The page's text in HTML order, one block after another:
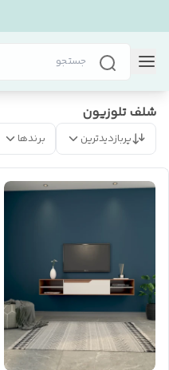
شلف تلوزیون
پربازدیدترین برندها